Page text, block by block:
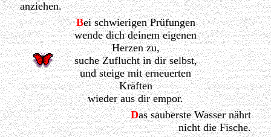
anziehen.
Bei schwierigen Prüfungen
wende dich deinem eigenen
Herzen zu,
suche Zuflucht in dir selbst,
und steige mit erneuerten
Kräften
wieder aus dir empor.
Das sauberste Wasser nährt
nicht die Fische.